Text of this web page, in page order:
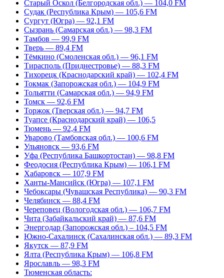
Старый Оскол (Белгородская обл.) — 104,0 FM
Судак (Республика Крым) — 105,6 FM
Сургут (Югра) — 92,1 FM
Сызрань (Самарская обл.) — 98,3 FM
Тамбов — 99,9 FM
Тверь — 89,4 FM
Тёмкино (Смоленская обл.) — 96,1 FM
Тирасполь (Приднестровье) — 88,3 FM
Тихорецк (Краснодарский край) — 102,4 FM
Токмак (Запорожская обл.) — 104,9 FM
Тольятти (Самарская обл.) — 94,9 FM
Томск — 92,6 FM
Торжок (Тверская обл.) — 94,7 FM
Туапсе (Краснодарский край) — 106,5
Тюмень — 92,4 FM
Уварово (Тамбовская обл.) — 100,6 FM
Ульяновск — 93,6 FM
Уфа (Республика Башкортостан) — 98,8 FM
Феодосия (Республика Крым) — 106,1 FM
Хабаровск — 107,9 FM
Ханты-Мансийск (Югра) — 107,1 FM
Чебоксары (Чувашская Республика) — 90,3 FM
Челябинск — 88,4 FM
Череповец (Вологодская обл.) — 106,7 FM
Чита (Забайкальский край) — 87,6 FM
Энергодар (Запорожская обл.) – 104,5 FM
Южно-Сахалинск (Сахалинская обл.) — 89,3 FM
Якутск — 87,9 FM
Ялта (Республика Крым) — 106,8 FM
Ярославль — 98,3 FM
Тюменская область: